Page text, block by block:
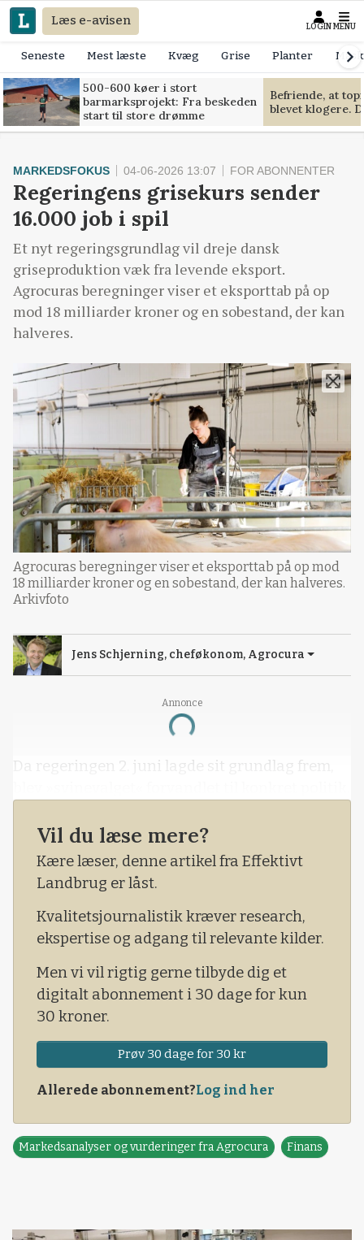
Læs e-avisen LOGIN MENU
Seneste Mest læste Kvæg Grise Planter
500-600 køer i stort
barmarksprojekt: Fra beskeden
start til store drømme
Befriende, at
blevet klogere.
Annonce
Loading...
MARKEDSFOKUS 04-06-2026 13:07 FOR ABONNENTER
Regeringens grisekurs sender
16.000 job i spil
Et nyt regeringsgrundlag vil dreje dansk
griseproduktion væk fra levende eksport.
Agrocuras beregninger viser et eksporttab på op
mod 18 milliarder kroner og en sobestand, der kan
halveres.
Agrocuras beregninger viser et eksporttab på op mod
18 milliarder kroner og en sobestand, der kan halveres.
Arkivfoto
Jens Schjerning, cheføkonom, Agrocura
Da regeringen 2. juni lagde sit grundlag frem,
Vil du læse mere?
Kære læser, denne artikel fra Effektivt
Landbrug er låst.
Kvalitetsjournalistik kræver research,
ekspertise og adgang til relevante kilder.
Men vi vil rigtig gerne tilbyde dig et
digitalt abonnement i 30 dage for kun
30 kroner.
Prøv 30 dage for 30 kr
Allerede abonnement?Log ind her
Markedsanalyser og vurderinger fra Agrocura Finans